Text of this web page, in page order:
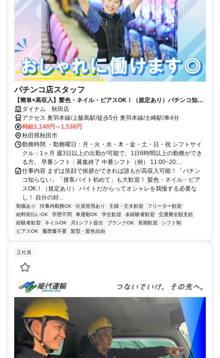
パチンコ店スタッフ
【簡単×高収入】髪色・ネイル・ピアスOK！（規定あり）パチンコ知ら
ない方も大歓迎！
ダイナム 秋田店
アクセス 奥羽本線/上飯島駅/徒歩5分 奥羽本線/土崎駅/車4分
時給1,140円～1,538円
秋田県秋田市
勤務時間 ・勤務曜日：月・火・水・木・金・土・日・祝 シフトサイ
クル：1ヶ月 週3日以上の出勤が可能で、1日6時間以上の勤務ができ
る方。 早番シフト：募集終了 中番シフト（例） 11:00~20:...
仕事内容 まずは笑顔で挨拶ができれば誰もが高収入可能！「パチン
コ知らない」「接客バイト初めて」も大歓迎！ 髪色・ネイル・ピア
スOK！（規定あり） バイトだからってオシャレを我慢する必要な
し！ 自分の好...
制服あり 扶養内勤務OK 社員登用あり 主婦・主夫歓迎
フリーター歓迎
給料前払いOK
学歴不問 車通勤OK 学生歓迎 未経験者歓迎
交通費全額支給
経験者歓迎
ネイルOK 月1シフト提出 ブランクOK 長期歓迎
シフト制
ピアスOK
履歴書不要 髪型・髪色自由
正社員